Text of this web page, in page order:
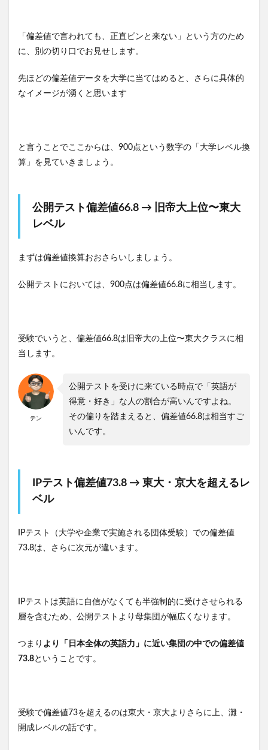
「偏差値で言われても、正直ピンと来ない」という方のため
に、別の切り口でお見せします。
先ほどの偏差値データを大学に当てはめると、さらに具体的
なイメージが湧くと思います
と言うことでここからは、900点という数字の「大学レベル換
算」を見ていきましょう。
公開テスト偏差値66.8 → 旧帝大上位〜東大
レベル
まずは偏差値換算おおさらいしましょう。
公開テストにおいては、900点は偏差値66.8に相当します。
受験でいうと、偏差値66.8は旧帝大の上位〜東大クラスに相
当します。
テン
公開テストを受けに来ている時点で「英語が
得意・好き」な人の割合が高いんですよね。
その偏りを踏まえると、偏差値66.8は相当すご
いんです。
IPテスト偏差値73.8 → 東大・京大を超えるレ
ベル
IPテスト（大学や企業で実施される団体受験）での偏差値
73.8は、さらに次元が違います。
IPテストは英語に自信がなくても半強制的に受けさせられる
層を含むため、公開テストより母集団が幅広くなります。
つまり より「日本全体の英語力」に近い集団の中での偏差値
73.8ということです。
受験で偏差値73を超えるのは東大・京大よりさらに上、灘・
開成レベルの話です。